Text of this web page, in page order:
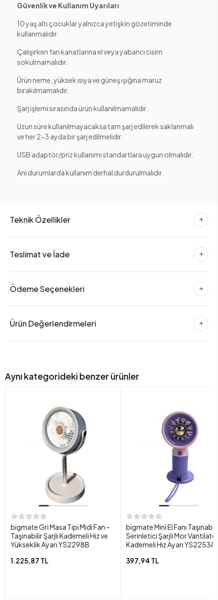
Güvenlik ve Kullanım Uyarıları
10 yaş altı çocuklar yalnızca yetişkin gözetiminde
kullanmalıdır.
Çalışırken fan kanatlarına el veya yabancı cisim
sokulmamalıdır.
Ürün neme, yüksek ısıya ve güneş ışığına maruz
bırakılmamalıdır.
Şarj işlemi sırasında ürün kullanılmamalıdır.
Uzun süre kullanılmayacaksa tam şarj edilerek saklanmalı
ve her 2-3 ayda bir şarj edilmelidir.
USB adaptör/priz kullanımı standartlara uygun olmalıdır.
Ani durumlarda kullanım derhal durdurulmalıdır.
Teknik Özellikler
Teslimat ve İade
Ödeme Seçenekleri
Ürün Değerlendirmeleri
Aynı kategorideki benzer ürünler
bigmate Gri Masa Tipi Midi Fan –
Taşınabilir Şarjlı Kademeli Hız ve
Yükseklik Ayarı YS2298B
1.225,87 TL
bigmate Mini El Fanı
Serinletici Şarjlı Mor
Kademeli Hız Ayarı YS2253A
397,94 TL